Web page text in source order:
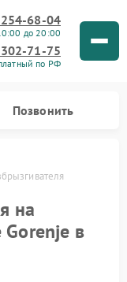
68-04
до 20:00
71-75
по РФ
Позвонить
на
в